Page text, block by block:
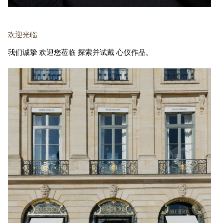
欢迎光临
我们诚挚 欢迎您莅临 探索并试戴 心仪作品。